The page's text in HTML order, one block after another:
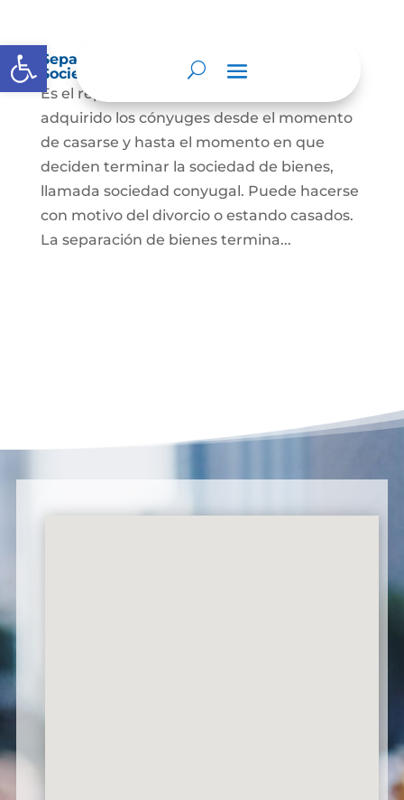
Abrir barra de herramientas
Separación de Bienes o Liquidación de
Sociedad Conyugal
Es el reparto de los bienes que han
adquirido los cónyuges desde el momento
de casarse y hasta el momento en que
deciden terminar la sociedad de bienes,
llamada sociedad conyugal. Puede hacerse
con motivo del divorcio o estando casados.
La separación de bienes termina...